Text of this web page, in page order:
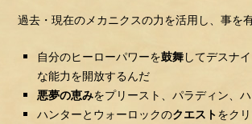
過去・現在のメカニクスの力を活用し、事を
自分のヒーローパワーを鼓舞してデスナ
な能力を開放するんだ
悪夢の恵みをプリースト、パラディン、
ハンターとウォーロックのクエストをク